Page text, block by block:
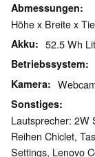
Abmessungen
Höhe x Breite x
Akku 52.5 Wh
Betriebssystem
Kamera
Sonstiges
Lautsprecher: 2W
Reihen Chiclet,
Settings, Lenovo